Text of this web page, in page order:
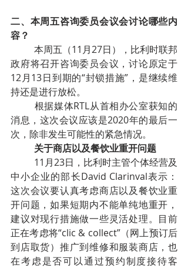
二、本周五咨询委员会议会讨论哪些内
容？
本周五（11月27日），比利时联邦
政府将召开咨询委员会议，讨论原定于
12月13日到期的“封锁措施”，是继续维
持还是进行放松。
根据媒体RTL从首相办公室获知的
消息，这次会议应该是2020年的最后一
次，除非发生可能性的紧急情况。
关于商店以及餐饮业重开问题
11月23日，比利时主管个体经营及
中小企业的部长David Clarinval表示：
这次会议要认真考虑商店以及餐饮业重
开问题，如果短期内不能单纯地重开，
建议对现行措施做一些灵活处理。目前
正在考虑将“clic & collect”（网上预订后
到店取货）推广到维修和服装商店，也
在考虑是否可以通过预约制度接待客